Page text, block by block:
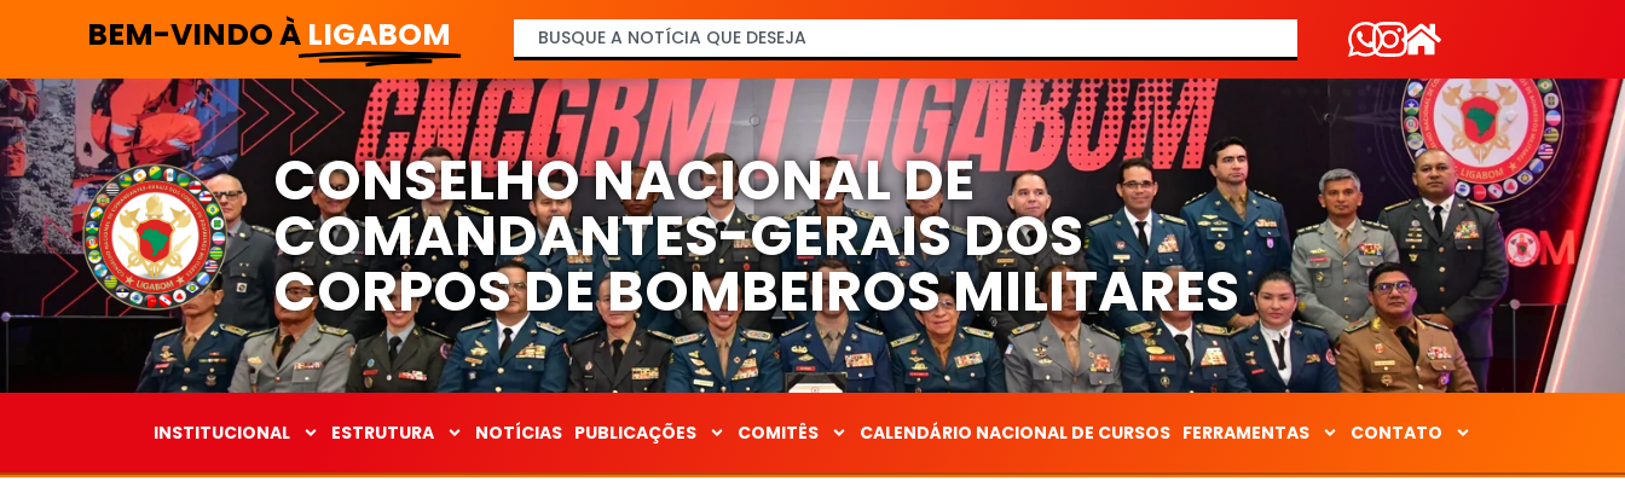
BEM-VINDO À LIGABOM
CONSELHO NACIONAL DE
COMANDANTES-GERAIS DOS
CORPOS DE BOMBEIROS MILITARES
INSTITUCIONAL ESTRUTURA NOTÍCIAS PUBLICAÇÕES COMITÊS CALENDÁRIO NACIONAL DE CURSOS FERRAMENTAS CONTATO